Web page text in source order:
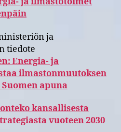
ja
tiedote
Energia- ja
ilmastonmuutoksen
apuna
kansallisesta
vuoteen 2030